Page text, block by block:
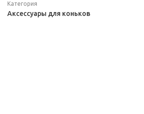
Категория
Аксессуары для коньков